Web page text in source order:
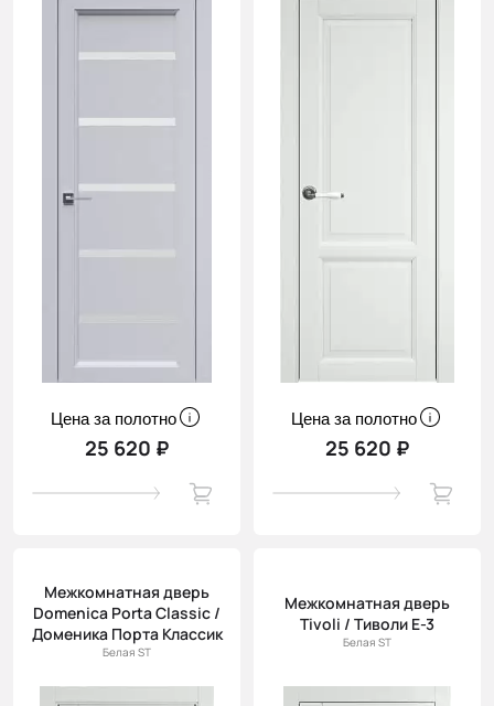
Цена за полотно
25 620 ₽
Цена за полотно
25 620 ₽
Межкомнатная дверь
Domenica Porta Classic /
Доменика Порта Классик
Белая ST
Межкомнатная дверь
Tivoli / Тиволи Е-3
Белая ST